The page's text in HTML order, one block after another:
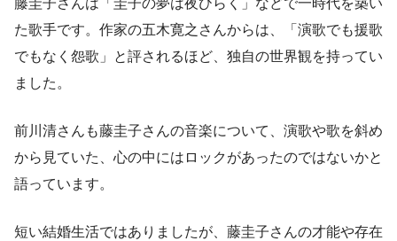
藤圭子さんは「圭子の夢は夜ひらく」などで一時代を築い
た歌手です。作家の五木寛之さんからは、「演歌でも援歌
でもなく怨歌」と評されるほど、独自の世界観を持ってい
ました。
前川清さんも藤圭子さんの音楽について、演歌や歌を斜め
から見ていた、心の中にはロックがあったのではないかと
語っています。
短い結婚生活ではありましたが、藤圭子さんの才能や存在